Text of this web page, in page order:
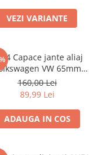
VEZI VARIANTE
4 Capace jante aliaj
VW 65mm
5H0601171
160,00 Lei
89,99 Lei
ADAUGA IN COS